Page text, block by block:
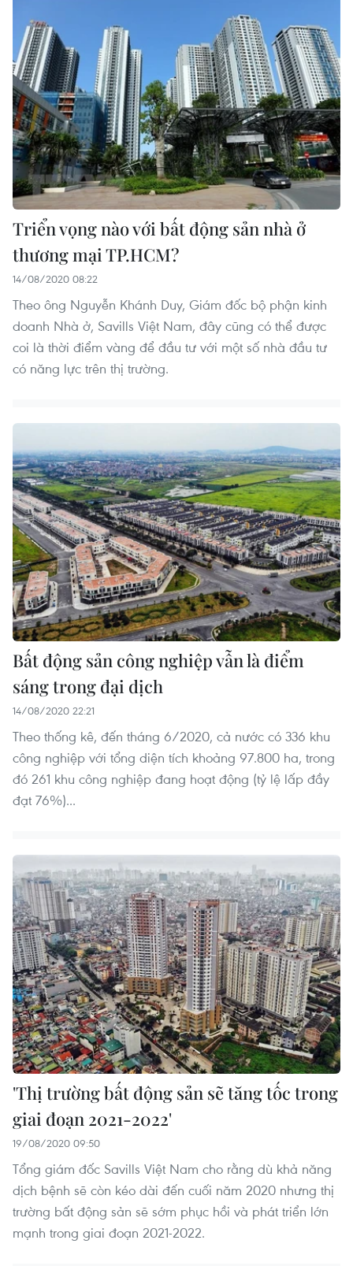
Triển vọng nào với bất động sản nhà ở
thương mại TP.HCM?
14/08/2020 08:22
Theo ông Nguyễn Khánh Duy, Giám đốc bộ phận kinh
doanh Nhà ở, Savills Việt Nam, đây cũng có thể được
coi là thời điểm vàng để đầu tư với một số nhà đầu tư
có năng lực trên thị trường.
Bất động sản công nghiệp vẫn là điểm
sáng trong đại dịch
14/08/2020 22:21
Theo thống kê, đến tháng 6/2020, cả nước có 336 khu
công nghiệp với tổng diện tích khoảng 97.800 ha, trong
đó 261 khu công nghiệp đang hoạt động (tỷ lệ lấp đầy
đạt 76%)...
'Thị trường bất động sản sẽ tăng tốc trong
giai đoạn 2021-2022'
19/08/2020 09:50
Tổng giám đốc Savills Việt Nam cho rằng dù khả năng
dịch bệnh sẽ còn kéo dài đến cuối năm 2020 nhưng thị
trường bất động sản sẽ sớm phục hồi và phát triển lớn
mạnh trong giai đoạn 2021-2022.